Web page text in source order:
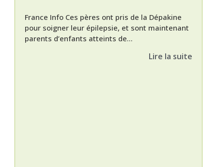
France Info Ces pères ont pris de la Dépakine
pour soigner leur épilepsie, et sont maintenant
parents d’enfants atteints de...
Lire la suite